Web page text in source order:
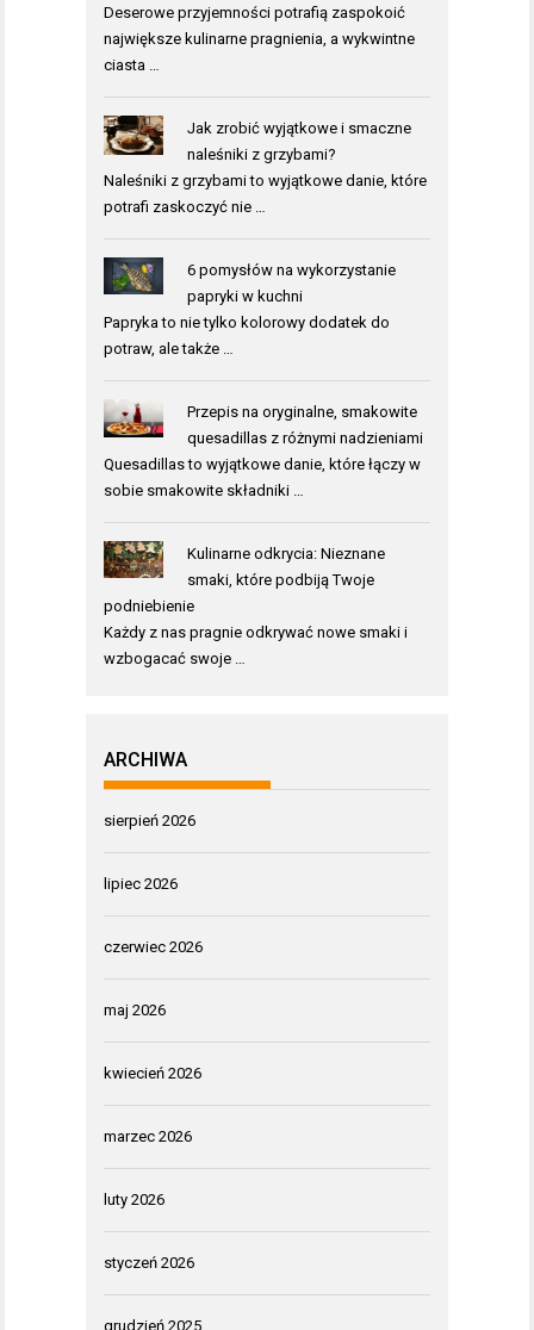
Deserowe przyjemności potrafią zaspokoić
największe kulinarne pragnienia, a wykwintne
ciasta …
Jak zrobić wyjątkowe i smaczne
naleśniki z grzybami?
Naleśniki z grzybami to wyjątkowe danie, które
potrafi zaskoczyć nie …
6 pomysłów na wykorzystanie
papryki w kuchni
Papryka to nie tylko kolorowy dodatek do
potraw, ale także …
Przepis na oryginalne, smakowite
quesadillas z różnymi nadzieniami
Quesadillas to wyjątkowe danie, które łączy w
sobie smakowite składniki …
Kulinarne odkrycia: Nieznane
smaki, które podbiją Twoje
podniebienie
Każdy z nas pragnie odkrywać nowe smaki i
wzbogacać swoje …
ARCHIWA
sierpień 2026
lipiec 2026
czerwiec 2026
maj 2026
kwiecień 2026
marzec 2026
luty 2026
styczeń 2026
grudzień 2025